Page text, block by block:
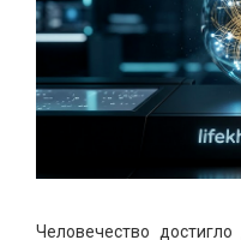
Человечество